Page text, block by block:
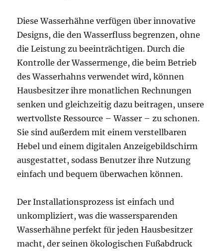
Diese Wasserhähne verfügen über innovative
Designs, die den Wasserfluss begrenzen, ohne
die Leistung zu beeinträchtigen. Durch die
Kontrolle der Wassermenge, die beim Betrieb
des Wasserhahns verwendet wird, können
Hausbesitzer ihre monatlichen Rechnungen
senken und gleichzeitig dazu beitragen, unsere
wertvollste Ressource – Wasser – zu schonen.
Sie sind außerdem mit einem verstellbaren
Hebel und einem digitalen Anzeigebildschirm
ausgestattet, sodass Benutzer ihre Nutzung
einfach und bequem überwachen können.
Der Installationsprozess ist einfach und
unkompliziert, was die wassersparenden
Wasserhähne perfekt für jeden Hausbesitzer
macht, der seinen ökologischen Fußabdruck